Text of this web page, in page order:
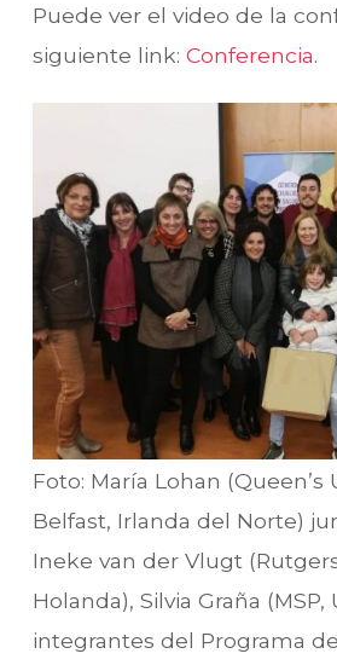
Puede ver el video de la
siguiente link: Conferencia.
Foto: María Lohan (Queen’s
Belfast, Irlanda del Norte)
Ineke van der Vlugt
Holanda), Silvia Graña (MSP,
integrantes del Programa